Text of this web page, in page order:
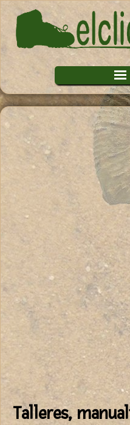
Pasar al contenido principal
Talleres,